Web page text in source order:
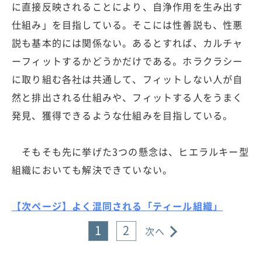
に直接反映されることにより、自浄作用を生み出す
仕組み」を目指している。そこには性善説も、性悪
説も基本的には関係ない。あるとすれば、カルチャ
ーフィットするかどうかだけである。ホラクラシー
に取り組む各社は共通して、フィットしない人が自
然と排出される仕組みや、フィットする人をうまく
発見、獲得できるような仕組みを目指している。
そもそも先に挙げた3つの懸念は、ヒエラルキー型
組織においても解決できていない。
【次ページ】よく混同される「ティール組織」
1 2 次へ